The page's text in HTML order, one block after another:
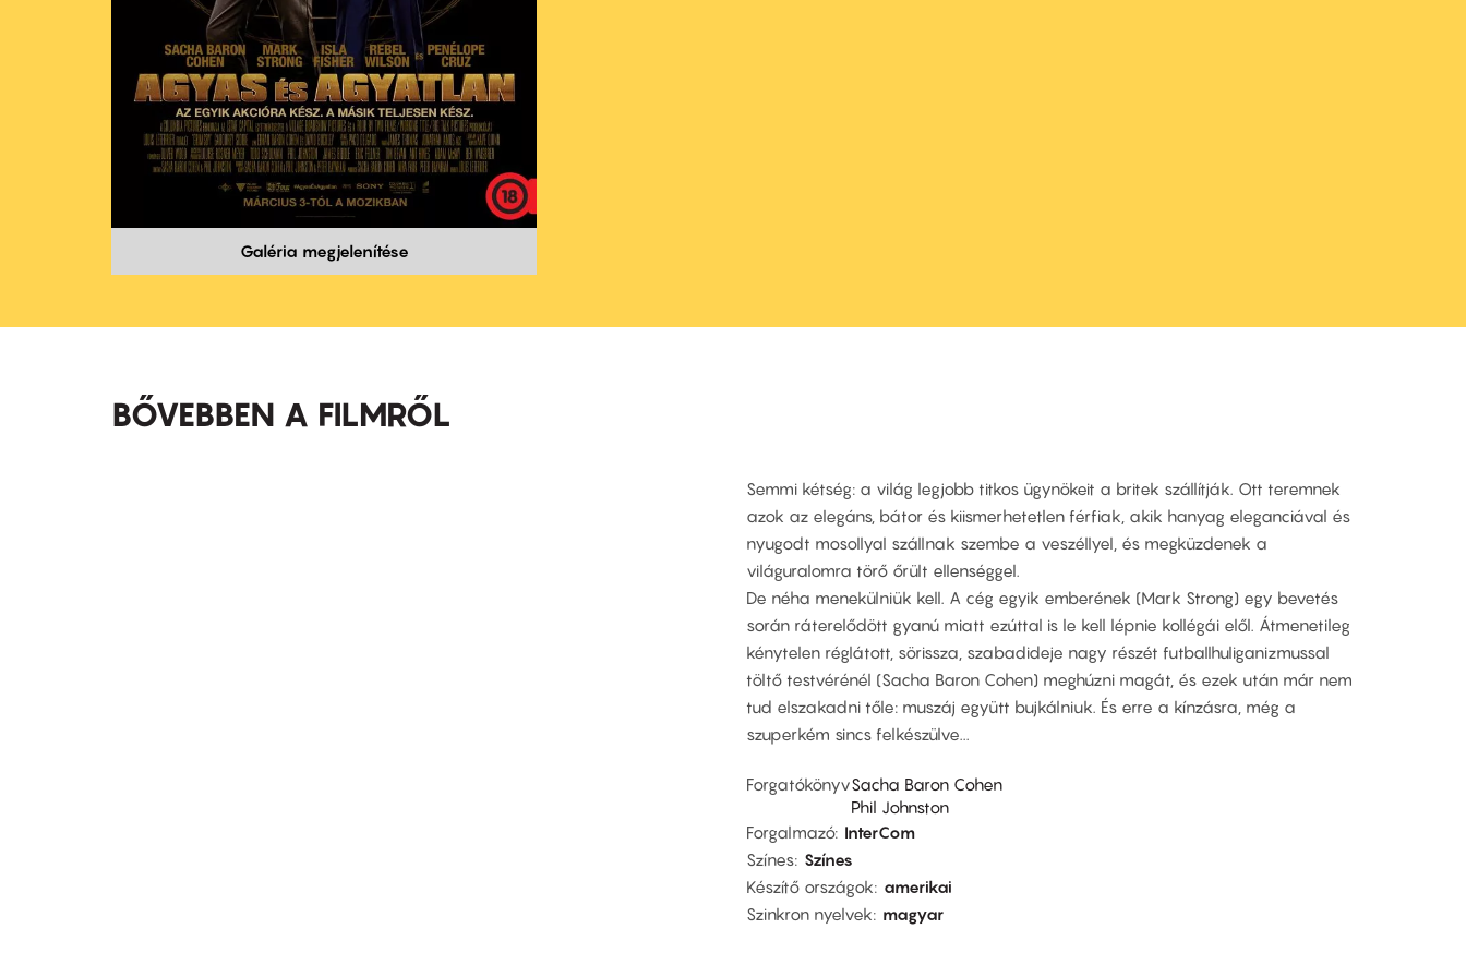
Galéria megjelenítése
BŐVEBBEN A FILMRŐL
Semmi kétség: a világ legjobb titkos ügynökeit a britek szállítják. Ott teremnek
azok az elegáns, bátor és kiismerhetetlen férfiak, akik hanyag eleganciával és
nyugodt mosollyal szállnak szembe a veszéllyel, és megküzdenek a
világuralomra törő őrült ellenséggel.
De néha menekülniük kell. A cég egyik emberének (Mark Strong) egy bevetés
során ráterelődött gyanú miatt ezúttal is le kell lépnie kollégái elől. Átmenetileg
kénytelen réglátott, sörissza, szabadideje nagy részét futballhuliganizmussal
töltő testvérénél (Sacha Baron Cohen) meghúzni magát, és ezek után már nem
tud elszakadni tőle: muszáj együtt bujkálniuk. És erre a kínzásra, még a
szuperkém sincs felkészülve...
ForgatókönyvSacha Baron Cohen
Phil Johnston
Forgalmazó InterCom
Színes Színes
Készítő országok
amerikai
Szinkron nyelvek
magyar